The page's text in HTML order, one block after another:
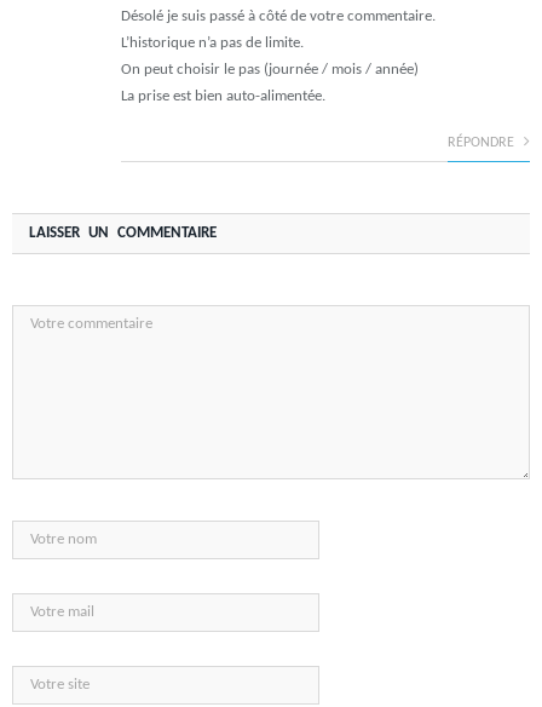
Désolé je suis passé à côté de votre commentaire.
L’historique n’a pas de limite.
On peut choisir le pas (journée / mois / année)
La prise est bien auto-alimentée.
RÉPONDRE
LAISSER UN COMMENTAIRE